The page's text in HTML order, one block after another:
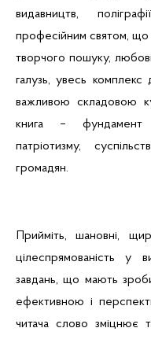
видавництв,
професійним святом, що
творчого пошуку,
галузь, увесь комплекс
важливою складовою
книга – фундамент
патріотизму,
громадян.
Прийміть, шановні,
цілеспрямованість у
завдань, що мають
ефективною і
читача слово зміцнює